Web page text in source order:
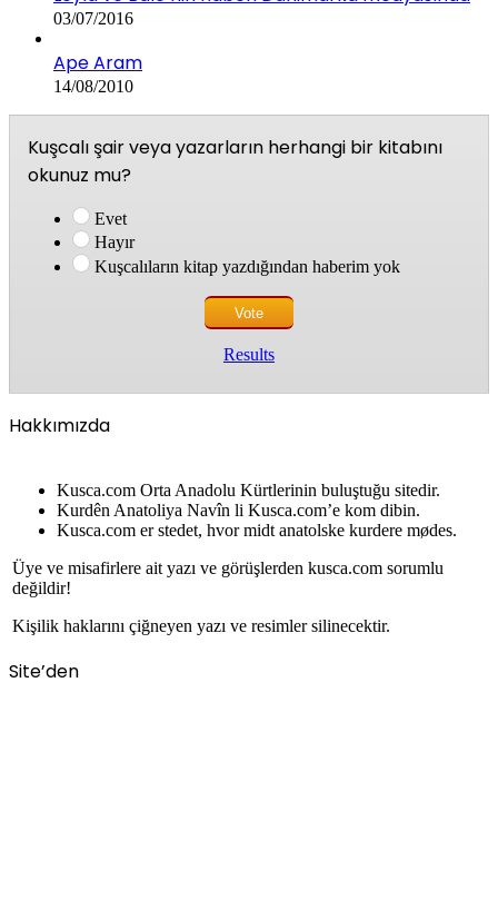
03/07/2016
Ape Aram
14/08/2010
Kuşcalı şair veya yazarların herhangi bir kitabını
okunuz mu?
Evet
Hayır
Kuşcalıların kitap yazdığından haberim yok
Results
Hakkımızda
Kusca.com Orta Anadolu Kürtlerinin buluştuğu sitedir.
Kurdên Anatoliya Navîn li Kusca.com’e kom dibin.
Kusca.com er stedet, hvor midt anatolske kurdere mødes.
Üye ve misafirlere ait yazı ve görüşlerden kusca.com sorumlu
değildir!
Kişilik haklarını çiğneyen yazı ve resimler silinecektir.
Site’den